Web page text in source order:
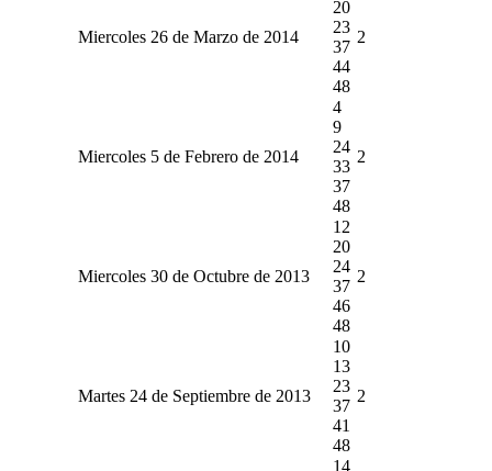
Miercoles 26 de Marzo de 2014
20
23
37
44
48
2
Miercoles 5 de Febrero de 2014
4
9
24
33
37
48
2
Miercoles 30 de Octubre de 2013
12
20
24
37
46
48
2
Martes 24 de Septiembre de 2013
10
13
23
37
41
48
2
14